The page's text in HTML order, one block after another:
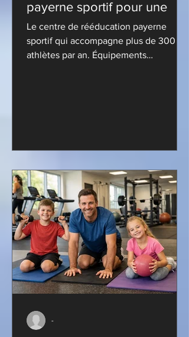
payerne sportif pour une
Le centre de rééducation payerne
sportif qui accompagne plus de 300
athlètes par an. Équipements
-